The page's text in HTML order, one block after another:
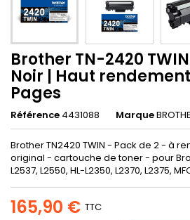
Brother TN-2420
Noir | Haut
Pages
Référence 4431088 Marque
Brother TN2420 TWIN - Pack de 2 - à
original - cartouche de toner - pour
L2537, L2550, HL-L2350, L2370, L2375,
165,90 € TTC